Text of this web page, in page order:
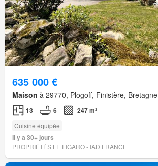
635 000 €
Maison à 29770, Plogoff, Finistère, Bretagne
13 6 247 m²
Cuisine équipée
Il y a 30+ jours
PROPRIÉTÉS LE FIGARO - IAD FRANCE